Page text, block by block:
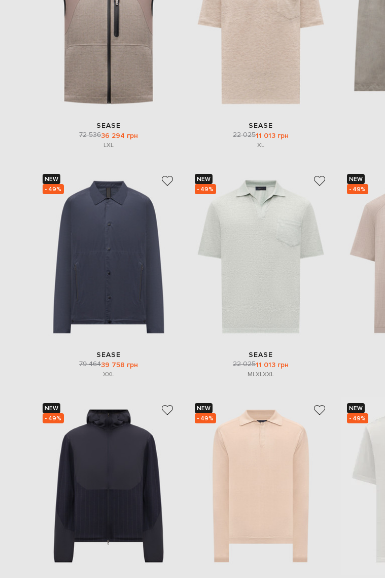
SEASE
72 53636 294 грн
LXL
SEASE
22 02511 013 грн
XL
NEW
- 49%
SEASE
79 46439 758 грн
XXL
NEW
- 49%
SEASE
22 02511 013 грн
MLXLXXL
NEW
- 49%
NEW
- 49%
NEW
- 49%
NEW
- 49%